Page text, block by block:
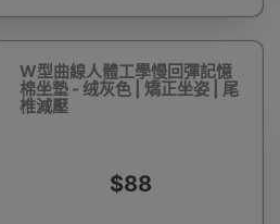
W型曲線人體工學慢回彈記憶
棉坐墊 - 绒灰色 | 矯正坐姿 | 尾
椎減壓
$88